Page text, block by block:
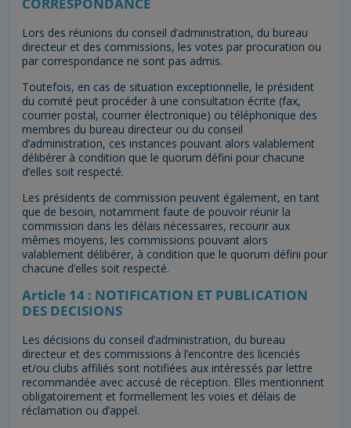
Lors des réunions du conseil d’administration, du bureau
directeur et des commissions, les votes par procuration ou
par correspondance ne sont pas admis.
Toutefois, en cas de situation exceptionnelle, le président
du comité peut procéder à une consultation écrite (fax,
courrier postal, courrier électronique) ou téléphonique des
membres du bureau directeur ou du conseil
d’administration, ces instances pouvant alors valablement
délibérer à condition que le quorum défini pour chacune
d’elles soit respecté.
Les présidents de commission peuvent également, en tant
que de besoin, notamment faute de pouvoir réunir la
commission dans les délais nécessaires, recourir aux
mêmes moyens, les commissions pouvant alors
valablement délibérer, à condition que le quorum défini pour
chacune d’elles soit respecté.
Article 14 : NOTIFICATION ET PUBLICATION
DES DECISIONS
Les décisions du conseil d’administration, du bureau
directeur et des commissions à l’encontre des licenciés
et/ou clubs affiliés sont notifiées aux intéressés par lettre
recommandée avec accusé de réception. Elles mentionnent
obligatoirement et formellement les voies et délais de
réclamation ou d’appel.